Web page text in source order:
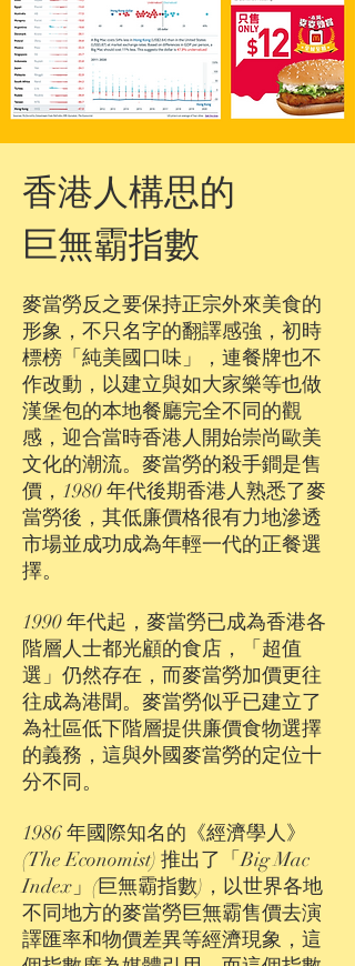
香港人構思的
巨無霸指數
麥當勞反之要保持正宗外來美食的
形象，不只名字的翻譯感強，初時
標榜「純美國口味」，連餐牌也不
作改動，以建立與如大家樂等也做
漢堡包的本地餐廳完全不同的觀
感，迎合當時香港人開始崇尚歐美
文化的潮流。麥當勞的殺手鐧是售
價，1980 年代後期香港人熟悉了麥
當勞後，其低廉價格很有力地滲透
市場並成功成為年輕一代的正餐選
擇。
1990 年代起，麥當勞已成為香港各
階層人士都光顧的食店，「超值
選」仍然存在，而麥當勞加價更往
往成為港聞。麥當勞似乎已建立了
為社區低下階層提供廉價食物選擇
的義務，這與外國麥當勞的定位十
分不同。
1986 年國際知名的《經濟學人》
(The Economist) 推出了「Big Mac
Index」(巨無霸指數)，以世界各地
不同地方的麥當勞巨無霸售價去演
譯匯率和物價差異等經濟現象，這